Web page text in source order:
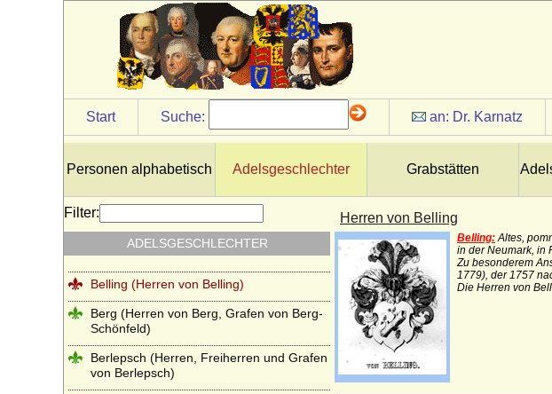
Start Suche: an: Dr. Karnatz
Personen alphabetisch Adelsgeschlechter Grabstätten
Herren von Belling
Belling:Altes,
in der Neumark, in
Zu besonderem
1779), der 1757
Die Herren von
Filter:
ADELSGESCHLECHTER
Baden (Herren und Reichsfreiherren von
Baden)
Barfus (Barfuß), Herren, Reichsfreiherren
und Reichsgrafen von Barfus
Barner (Berner, Bärner)
Bartensleben (Herren von Bartensleben)
Bassewitz)
Beeren (Herren von Beeren, Freiherren
von Beeren gen. Geist)
Behr (Behr-Negendank), Herren, Barone
und Grafen
Belling (Herren von Belling)
Berg (Herren von Berg, Grafen von Berg-
Schönfeld)
Berlepsch (Herren, Freiherren und Grafen
von Berlepsch)